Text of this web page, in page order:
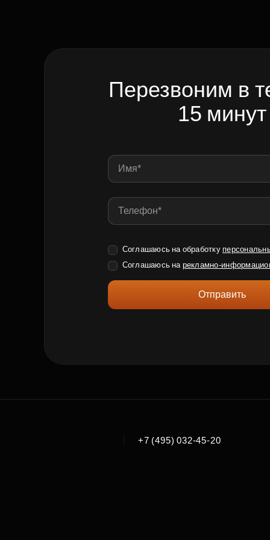
Перезвоним в
15 минут
Соглашаюсь на обработку
Соглашаюсь на рекламно-
Отправить
+7 (495) 032-45-20